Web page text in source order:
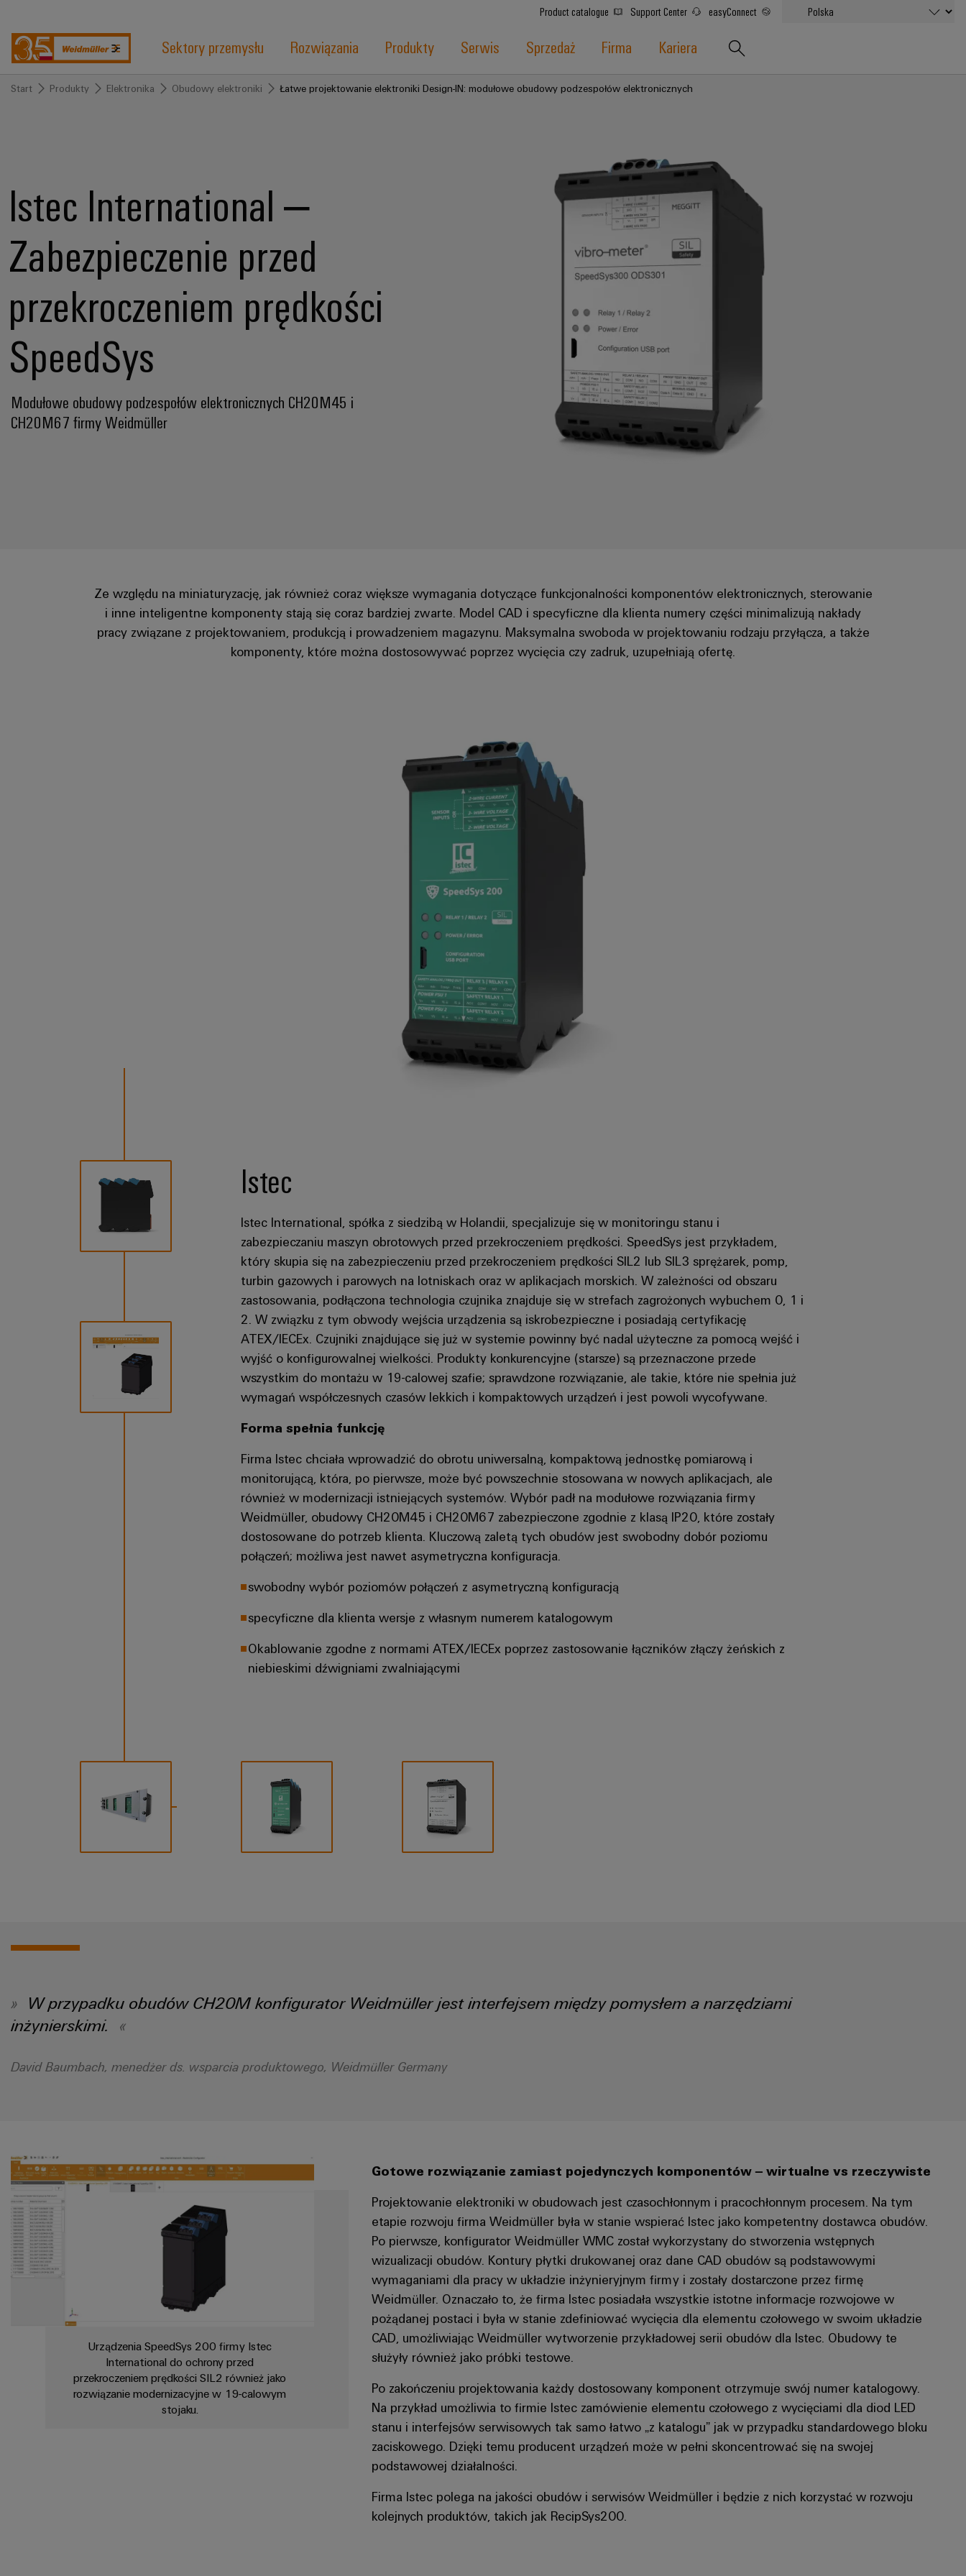
Product catalogue Support Center easyConnect
Sektory przemysłu Rozwiązania Produkty Serwis Sprzedaż Firma Kariera
Start Produkty Elektronika Obudowy elektroniki Łatwe projektowanie elektroniki Design-IN: modułowe obudowy podzespołów elektronicznych
Istec International –
Zabezpieczenie przed
przekroczeniem prędkości
SpeedSys
Modułowe obudowy podzespołów elektronicznych CH20M45 i
CH20M67 firmy Weidmüller
Ze względu na miniaturyzację, jak również coraz większe wymagania dotyczące funkcjonalności komponentów elektronicznych, sterowanie
i inne inteligentne komponenty stają się coraz bardziej zwarte. Model CAD i specyficzne dla klienta numery części minimalizują nakłady
pracy związane z projektowaniem, produkcją i prowadzeniem magazynu. Maksymalna swoboda w projektowaniu rodzaju przyłącza, a także
komponenty, które można dostosowywać poprzez wycięcia czy zadruk, uzupełniają ofertę.
Istec
Istec International, spółka z siedzibą w Holandii, specjalizuje się w monitoringu stanu i
zabezpieczaniu maszyn obrotowych przed przekroczeniem prędkości. SpeedSys jest przykładem,
który skupia się na zabezpieczeniu przed przekroczeniem prędkości SIL2 lub SIL3 sprężarek, pomp,
turbin gazowych i parowych na lotniskach oraz w aplikacjach morskich. W zależności od obszaru
zastosowania, podłączona technologia czujnika znajduje się w strefach zagrożonych wybuchem 0, 1 i
2. W związku z tym obwody wejścia urządzenia są iskrobezpieczne i posiadają certyfikację
ATEX/IECEx. Czujniki znajdujące się już w systemie powinny być nadal użyteczne za pomocą wejść i
wyjść o konfigurowalnej wielkości. Produkty konkurencyjne (starsze) są przeznaczone przede
wszystkim do montażu w 19-calowej szafie; sprawdzone rozwiązanie, ale takie, które nie spełnia już
wymagań współczesnych czasów lekkich i kompaktowych urządzeń i jest powoli wycofywane.
Forma spełnia funkcję
Firma Istec chciała wprowadzić do obrotu uniwersalną, kompaktową jednostkę pomiarową i
monitorującą, która, po pierwsze, może być powszechnie stosowana w nowych aplikacjach, ale
również w modernizacji istniejących systemów. Wybór padł na modułowe rozwiązania firmy
Weidmüller, obudowy CH20M45 i CH20M67 zabezpieczone zgodnie z klasą IP20, które zostały
dostosowane do potrzeb klienta. Kluczową zaletą tych obudów jest swobodny dobór poziomu
połączeń; możliwa jest nawet asymetryczna konfiguracja.
swobodny wybór poziomów połączeń z asymetryczną konfiguracją
specyficzne dla klienta wersje z własnym numerem katalogowym
Okablowanie zgodne z normami ATEX/IECEx poprzez zastosowanie łączników złączy żeńskich z
niebieskimi dźwigniami zwalniającymi
W przypadku obudów CH20M konfigurator Weidmüller jest interfejsem między pomysłem a narzędziami
inżynierskimi.
David Baumbach, menedżer ds. wsparcia produktowego, Weidmüller Germany
Urządzenia SpeedSys 200 firmy Istec
International do ochrony przed
przekroczeniem prędkości SIL2 również jako
rozwiązanie modernizacyjne w 19-calowym
stojaku.
Gotowe rozwiązanie zamiast pojedynczych komponentów – wirtualne vs rzeczywiste
Projektowanie elektroniki w obudowach jest czasochłonnym i pracochłonnym procesem. Na tym
etapie rozwoju firma Weidmüller była w stanie wspierać Istec jako kompetentny dostawca obudów.
Po pierwsze, konfigurator Weidmüller WMC został wykorzystany do stworzenia wstępnych
wizualizacji obudów. Kontury płytki drukowanej oraz dane CAD obudów są podstawowymi
wymaganiami dla pracy w układzie inżynieryjnym firmy i zostały dostarczone przez firmę
Weidmüller. Oznaczało to, że firma Istec posiadała wszystkie istotne informacje rozwojowe w
pożądanej postaci i była w stanie zdefiniować wycięcia dla elementu czołowego w swoim układzie
CAD, umożliwiając Weidmüller wytworzenie przykładowej serii obudów dla Istec. Obudowy te
służyły również jako próbki testowe.
Po zakończeniu projektowania każdy dostosowany komponent otrzymuje swój numer katalogowy.
Na przykład umożliwia to firmie Istec zamówienie elementu czołowego z wycięciami dla diod LED
stanu i interfejsów serwisowych tak samo łatwo „z katalogu” jak w przypadku standardowego bloku
zaciskowego. Dzięki temu producent urządzeń może w pełni skoncentrować się na swojej
podstawowej działalności.
Firma Istec polega na jakości obudów i serwisów Weidmüller i będzie z nich korzystać w rozwoju
kolejnych produktów, takich jak RecipSys200.